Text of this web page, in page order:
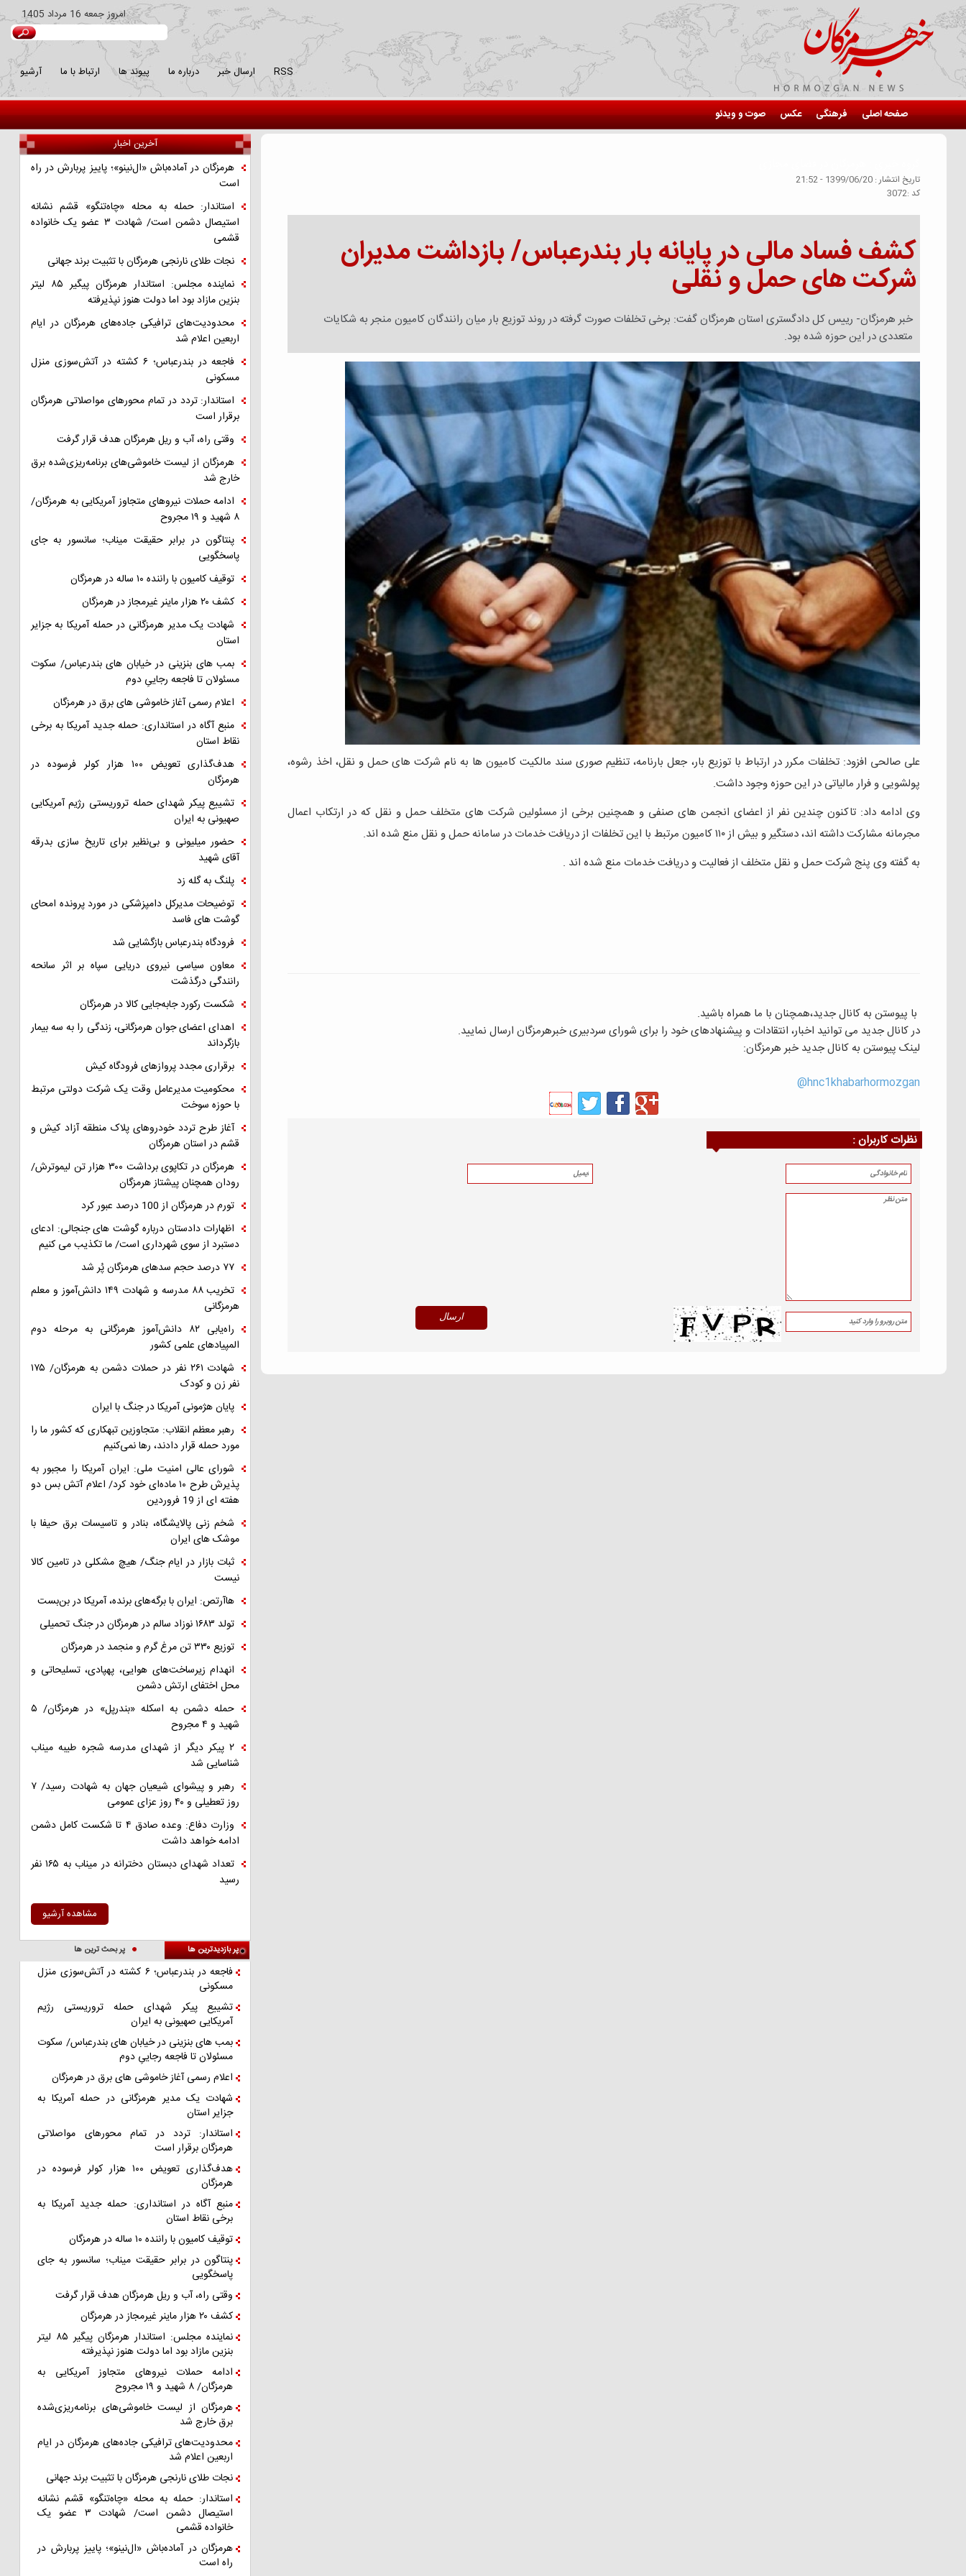
امروزجمعه 16 مرداد 1405
آرشیو ارتباط با ما پیوند ها درباره ما ارسال خبر RSS
صفحه اصلی فرهنگی عکس صوت و ویدئو
تاريخ انتشار : 1399/06/20 - 21:52
كد :3072
کشف فساد مالی در پایانه بار بندرعباس/ بازداشت مدیران
شرکت های حمل و نقلی
خبر هرمزگان- رییس کل دادگستری استان هرمزگان گفت: برخی تخلفات صورت گرفته در روند توزیع بار میان رانندگان کامیون منجر به شکایات
متعددی در این حوزه شده بود.
علی صالحی افزود: تخلفات مکرر در ارتباط با توزیع بار، جعل بارنامه، تنظیم صوری سند مالکیت کامیون ها به نام شرکت های حمل و نقل، اخذ رشوه،
پولشویی و فرار مالیاتی در این حوزه وجود داشت.
وی ادامه داد: تاکنون چندین نفر از اعضای انجمن های صنفی و همچنین برخی از مسئولین شرکت های متخلف حمل و نقل که در ارتکاب اعمال
مجرمانه مشارکت داشته اند، دستگیر و بیش از ۱۱۰ کامیون مرتبط با این تخلفات از دریافت خدمات در سامانه حمل و نقل منع شده اند.
به گفته وی پنج شرکت حمل و نقل متخلف از فعالیت و دریافت خدمات منع شده اند .
با پیوستن به کانال جدید،همچنان با ما همراه باشید.
در کانال جدید می توانید اخبار، انتقادات و پیشنهادهای خود را برای شورای سردبیری خبرهرمزگان ارسال نمایید.
لینک پیوستن به کانال جدید خبر هرمزگان:
hnc1khabarhormozgan@
نظرات كاربران :
آخرین اخبار
هرمزگان در آماده‌باش «ال‌نینو»؛ پاییز پربارش در راه
است
استاندار: حمله به محله «چاه‌تنگو» قشم نشانه
استیصال دشمن است/ شهادت ۳ عضو یک خانواده
قشمی
نجات طلای نارنجی هرمزگان با تثبیت برند جهانی
نماینده مجلس: استاندار هرمزگان پیگیر ۸۵ لیتر
بنزین مازاد بود اما دولت هنوز نپذیرفته
محدودیت‌های ترافیکی جاده‌های هرمزگان در ایام
اربعین اعلام شد
فاجعه در بندرعباس؛ ۶ کشته در آتش‌سوزی منزل
مسکونی
استاندار: تردد در تمام محورهای مواصلاتی هرمزگان
برقرار است
وقتی راه، آب و ریل هرمزگان هدف قرار گرفت
هرمزگان از لیست خاموشی‌های برنامه‌ریزی‌شده برق
خارج شد
ادامه حملات نیروهای متجاوز آمریکایی به هرمزگان/
۸ شهید و ۱۹ مجروح
پنتاگون در برابر حقیقت میناب؛ سانسور به جای
پاسخگویی
توقیف کامیون با راننده ۱۰ ساله در هرمزگان
کشف ۲۰ هزار ماینر غیرمجاز در هرمزگان
شهادت یک مدیر هرمزگانی در حمله آمریکا به جزایر
استان
بمب های بنزینی در خیابان های بندرعباس/ سکوت
مسئولان تا فاجعه رجاییِ دوم
اعلام رسمی آغاز خاموشی های برق در هرمزگان
منبع آگاه در استانداری: حمله جدید آمریکا به برخی
نقاط استان
هدف‌گذاری تعویض ۱۰۰ هزار کولر فرسوده در
هرمزگان
تشییع پیکر شهدای حمله تروریستی رژیم آمریکایی
صهیونی به ایران
حضور میلیونی و بی‌نظیر برای تاریخ سازی بدرقه
آقای شهید
پلنگ به گله زد
توضیحات مدیرکل دامپزشکی در مورد پرونده امحای
گوشت های فاسد
فرودگاه بندرعباس بازگشایی شد
معاون سیاسی نیروی دریایی سپاه بر اثر سانحه
رانندگی درگذشت
شکست رکورد جابه‌جایی کالا در هرمزگان
اهدای اعضای جوان هرمزگانی، زندگی را به سه بیمار
بازگرداند
برقراری مجدد پروازهای فرودگاه کیش
محکومیت مدیرعامل وقت یک شرکت دولتی مرتبط
با حوزه سوخت
آغاز طرح تردد خودروهای پلاک منطقه آزاد کیش و
قشم در استان هرمزگان
هرمزگان در تکاپوی برداشت ۳۰۰ هزار تن لیموترش/
رودان همچنان پیشتاز هرمزگان
تورم در هرمزگان از 100 درصد عبور کرد
اظهارات دادستان درباره گوشت های جنجالی: ادعای
دستبرد از سوی شهرداری است/ ما تکذیب می کنیم
۷۷ درصد حجم سدهای هرمزگان پُر شد
تخریب ۸۸ مدرسه و شهادت ۱۴۹ دانش‌آموز و معلم
هرمزگانی
راه‌یابی ۸۲ دانش‌آموز هرمزگانی به مرحله دوم
المپیادهای علمی کشور
شهادت ۲۶۱ نفر در حملات دشمن به هرمزگان/ ۱۷۵
نفر زن و کودک
پایان هژمونی آمریکا در جنگ با ایران
رهبر معظم انقلاب: متجاوزین تبهکاری که کشور ما را
مورد حمله قرار دادند، رها نمی‌کنیم
شورای عالی امنیت ملی: ایران آمریکا را مجبور به
پذیرش طرح ۱۰ ماده‌ای خود کرد/ اعلام آتش بس دو
هفته ای از 19 فروردین
شخم زنی پالایشگاه، بنادر و تاسیسات برق حیفا با
موشک های ایران
ثبات بازار در ایام جنگ/ هیچ مشکلی در تامین کالا
نیست
هاآرتص: ایران با برگه‌های برنده، آمریکا در بن‌بست
تولد ۱۶۸۳ نوزاد سالم در هرمزگان در جنگ تحمیلی
توزیع ۳۳۰ تن مرغ گرم و منجمد در هرمزگان
انهدام زیرساخت‌های هوایی، پهپادی، تسلیحاتی و
محل اختفای ارتش دشمن
حمله دشمن به اسکله «بندرپل» در هرمزگان/ ۵
شهید و ۴ مجروح
۲ پیکر دیگر از شهدای مدرسه شجره طیبه میناب
شناسایی شد
رهبر و پیشوای شیعیان جهان به شهادت رسید/ ۷
روز تعطیلی و ۴۰ روز عزای عمومی
وزارت دفاع: وعده صادق ۴ تا شکست کامل دشمن
ادامه خواهد داشت
تعداد شهدای دبستان دخترانه در میناب به ۱۶۵ نفر
رسید
مشاهده آرشیو
پر بازدیدترین ها پر بحث ترین ها
فاجعه در بندرعباس؛ ۶ کشته در آتش‌سوزی منزل
مسکونی
تشییع پیکر شهدای حمله تروریستی رژیم
آمریکایی صهیونی به ایران
بمب های بنزینی در خیابان های بندرعباس/ سکوت
مسئولان تا فاجعه رجاییِ دوم
اعلام رسمی آغاز خاموشی های برق در هرمزگان
شهادت یک مدیر هرمزگانی در حمله آمریکا به
جزایر استان
استاندار: تردد در تمام محورهای مواصلاتی
هرمزگان برقرار است
هدف‌گذاری تعویض ۱۰۰ هزار کولر فرسوده در
هرمزگان
منبع آگاه در استانداری: حمله جدید آمریکا به
برخی نقاط استان
توقیف کامیون با راننده ۱۰ ساله در هرمزگان
پنتاگون در برابر حقیقت میناب؛ سانسور به جای
پاسخگویی
وقتی راه، آب و ریل هرمزگان هدف قرار گرفت
کشف ۲۰ هزار ماینر غیرمجاز در هرمزگان
نماینده مجلس: استاندار هرمزگان پیگیر ۸۵ لیتر
بنزین مازاد بود اما دولت هنوز نپذیرفته
ادامه حملات نیروهای متجاوز آمریکایی به
هرمزگان/ ۸ شهید و ۱۹ مجروح
هرمزگان از لیست خاموشی‌های برنامه‌ریزی‌شده
برق خارج شد
محدودیت‌های ترافیکی جاده‌های هرمزگان در ایام
اربعین اعلام شد
نجات طلای نارنجی هرمزگان با تثبیت برند جهانی
استاندار: حمله به محله «چاه‌تنگو» قشم نشانه
استیصال دشمن است/ شهادت ۳ عضو یک
خانواده قشمی
هرمزگان در آماده‌باش «ال‌نینو»؛ پاییز پربارش در
راه است